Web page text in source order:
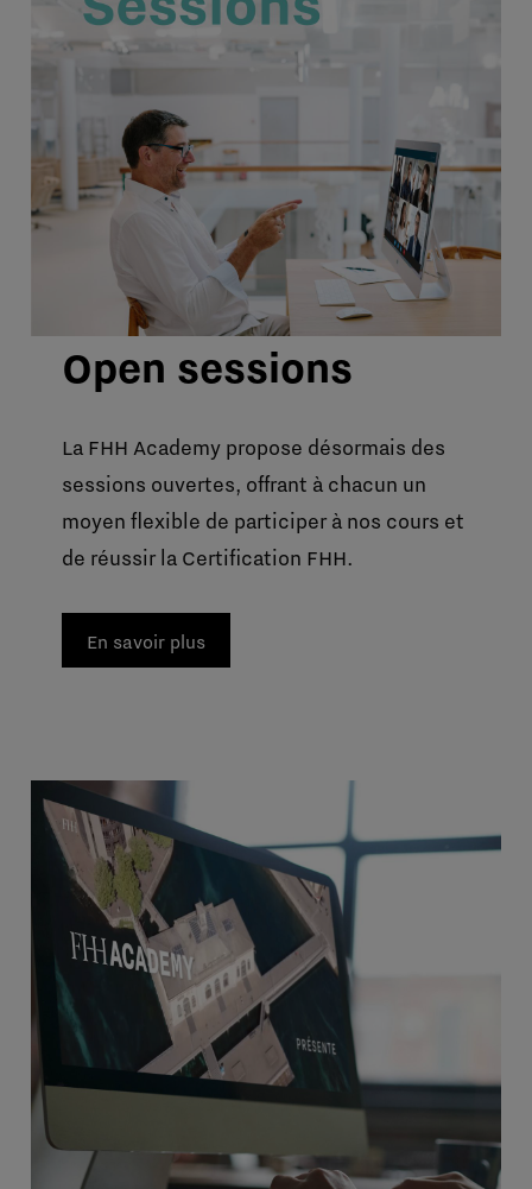
Open sessions
La FHH Academy propose désormais des
sessions ouvertes, offrant à chacun un
moyen flexible de participer à nos cours et
de réussir la Certification FHH.
En savoir plus